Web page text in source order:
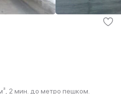
2 мин. до метро пешком.